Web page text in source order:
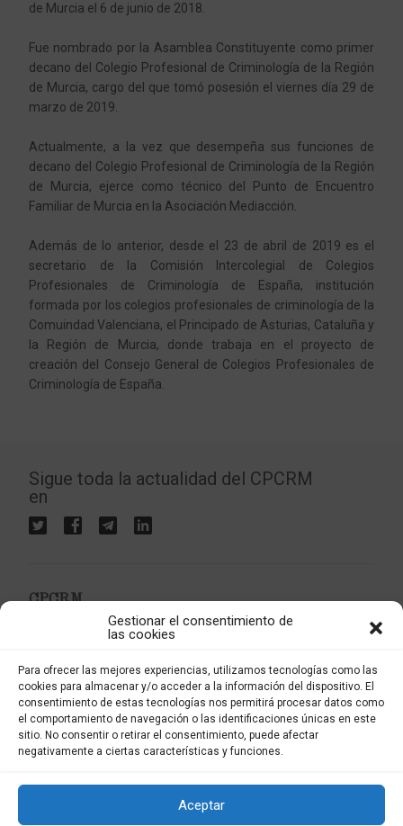
Gestionar el consentimiento de
las cookies
Para ofrecer las mejores experiencias, utilizamos tecnologías como las
cookies para almacenar y/o acceder a la información del dispositivo. El
consentimiento de estas tecnologías nos permitirá procesar datos como
el comportamiento de navegación o las identificaciones únicas en este
sitio. No consentir o retirar el consentimiento, puede afectar
negativamente a ciertas características y funciones.
Aceptar
de Murcia el 6 de junio de 2018.
Fue nombrado por la Asamblea Constituyente como primer
decano del Colegio Profesional de Criminología de la Región
de Murcia, cargo del que tomó posesión el viernes día 29 de
marzo de 2019.
Actualmente, a la vez que desempeña sus funciones de
decano del Colegio Profesional de Criminología de la Región
de Murcia, ejerce como técnico del Punto de Encuentro
Familiar de Murcia en la Asociación Mediacción.
Además de lo anterior, desde el 23 de abril de 2019 es el
secretario de la Comisión Intercolegial de Colegios
Profesionales de Criminología de España, institución
formada por los colegios profesionales de criminología de la
Comuindad Valenciana, el Principado de Asturias, Cataluña y
la Región de Murcia, donde trabaja en el proyecto de
creación del Consejo General de Colegios Profesionales de
Criminología de España.
Sigue toda la actualidad del CPCRM
en
CPCRM
Colegio Profesional de Criminología de la Región de
Apartado postal 4037
30080 Murcia
info@criminologiarm.com